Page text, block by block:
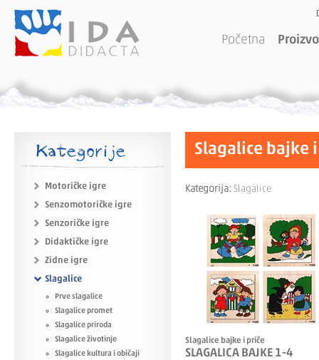
Početna
Kategorije
Motoričke igre
Senzomotoričke igre
Senzoričke igre
Didaktičke igre
Zidne igre
Slagalice
Prve slagalice
Slagalice promet
Slagalice priroda
Slagalice životinje
Slagalice kultura i običaji
Slagalice bajke
Kategorija: Slagalice
Slagalice bajke i priče
SLAGALICA BAJKE 1-4